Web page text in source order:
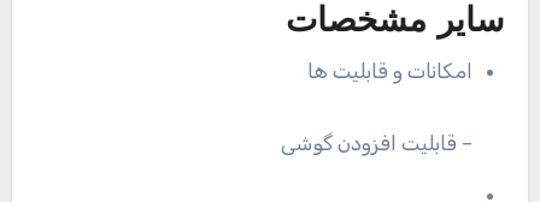
سایر مشخصات
امکانات و قابلیت ها
– قابلیت افزودن گوشی